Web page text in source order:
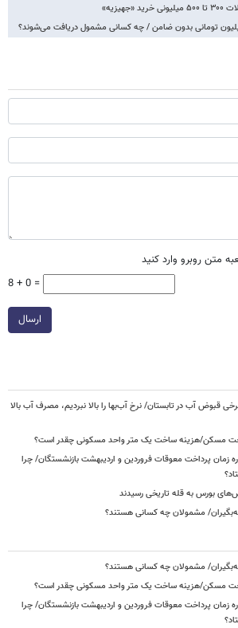
متن روبرو وارد کنید
8 + 0 =
ارسال
قبوض آب در تابستان/ نرخ آب‌بها را بالا نبردیم، مصرف آب بالا
مسکن/هزینه ساخت یک متر واحد مسکونی چقدر است؟
زمان پرداخت معوقات فروردین و اردیبهشت بازنشستگان/ چرا
بورس به قله تاریخی رسیدند
مشمولان چه کسانی هستند؟
مشمولان چه کسانی هستند؟
مسکن/هزینه ساخت یک متر واحد مسکونی چقدر است؟
زمان پرداخت معوقات فروردین و اردیبهشت بازنشستگان/ چرا